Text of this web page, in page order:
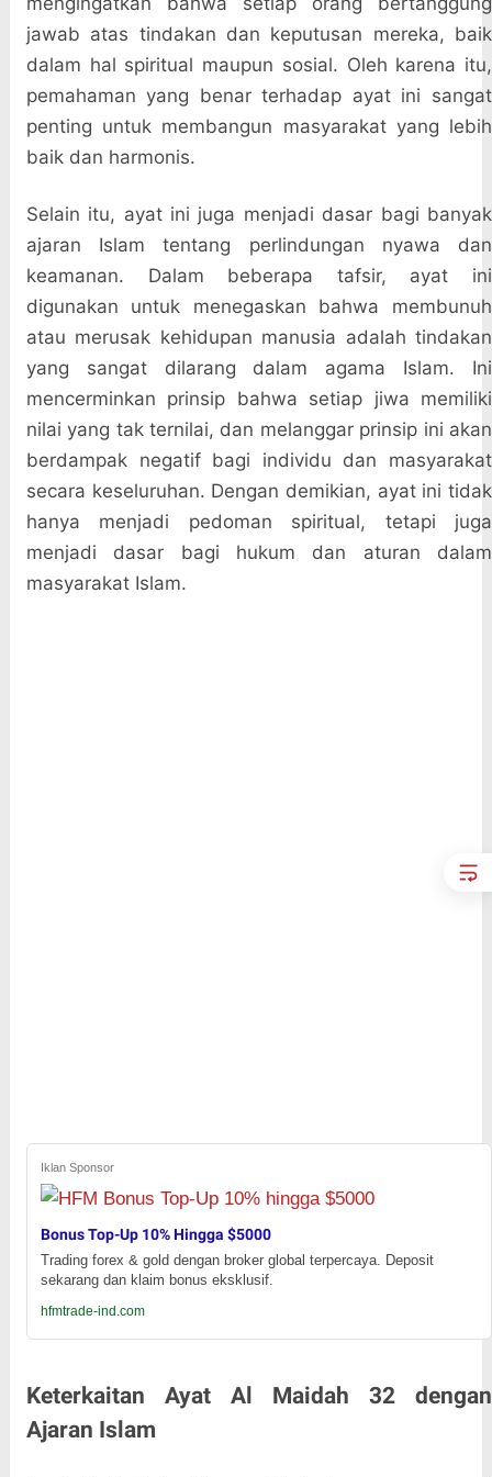
jawab atas tindakan dan keputusan mereka, baik
dalam hal spiritual maupun sosial. Oleh karena itu,
pemahaman yang benar terhadap ayat ini sangat
penting untuk membangun masyarakat yang lebih
baik dan harmonis.
Selain itu, ayat ini juga menjadi dasar bagi banyak
ajaran Islam tentang perlindungan nyawa dan
keamanan. Dalam beberapa tafsir, ayat ini
digunakan untuk menegaskan bahwa membunuh
atau merusak kehidupan manusia adalah tindakan
yang sangat dilarang dalam agama Islam. Ini
mencerminkan prinsip bahwa setiap jiwa memiliki
nilai yang tak ternilai, dan melanggar prinsip ini akan
berdampak negatif bagi individu dan masyarakat
secara keseluruhan. Dengan demikian, ayat ini tidak
hanya menjadi pedoman spiritual, tetapi juga
menjadi dasar bagi hukum dan aturan dalam
masyarakat Islam.
Iklan Sponsor
Bonus Top-Up 10% Hingga $5000
Trading forex & gold dengan broker global terpercaya. Deposit
sekarang dan klaim bonus eksklusif.
hfmtrade-ind.com
Keterkaitan Ayat Al Maidah 32 dengan
Ajaran Islam